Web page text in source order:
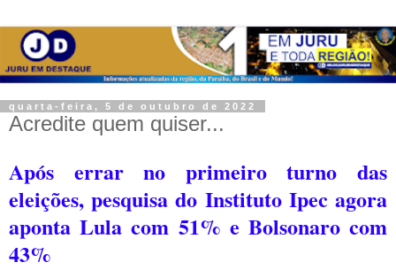
quarta-feira, 5 de outubro de 2022
Acredite quem quiser...
Após errar no primeiro turno das
eleições, pesquisa do Instituto Ipec agora
aponta Lula com 51% e Bolsonaro com
43%